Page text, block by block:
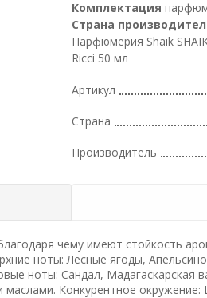
Комплектация
Страна
Парфюмерия Shaik
Ricci 50 мл
Артикул
Страна
Производитель
чему имеют стойкость
ноты: Лесные ягоды,
ноты: Сандал, Мадагаскарская
Конкурентное окружение: